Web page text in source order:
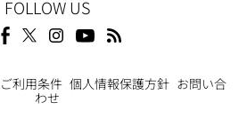
FOLLOW US
利用条件 個人情報保護方針 お問い合
わせ